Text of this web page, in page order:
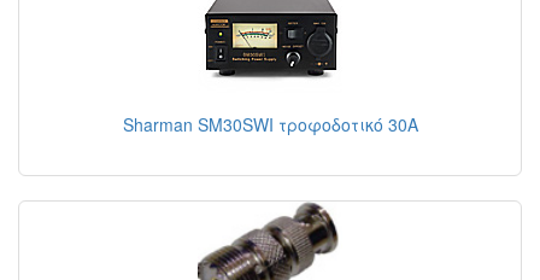
Sharman SM30SWI τροφοδοτικό 30A